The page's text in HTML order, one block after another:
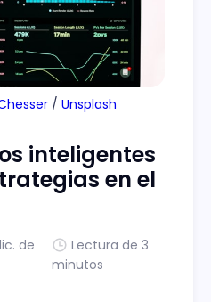
/ Unsplash
inteligentes
en el
de
Lectura de 3
minutos